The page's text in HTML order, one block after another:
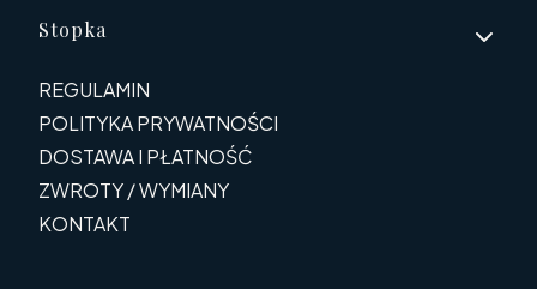
Linki w stopce
Stopka
REGULAMIN
POLITYKA PRYWATNOŚCI
DOSTAWA I PŁATNOŚĆ
ZWROTY / WYMIANY
KONTAKT